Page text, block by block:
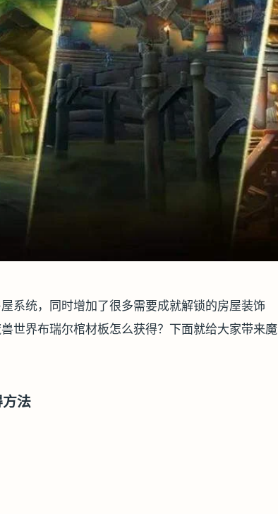
系统，同时增加了很多需要成就解锁的房屋装饰
世界布瑞尔棺材板怎么获得？下面就给大家带来魔
法